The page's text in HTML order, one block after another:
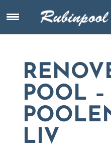
POOL –
LIV